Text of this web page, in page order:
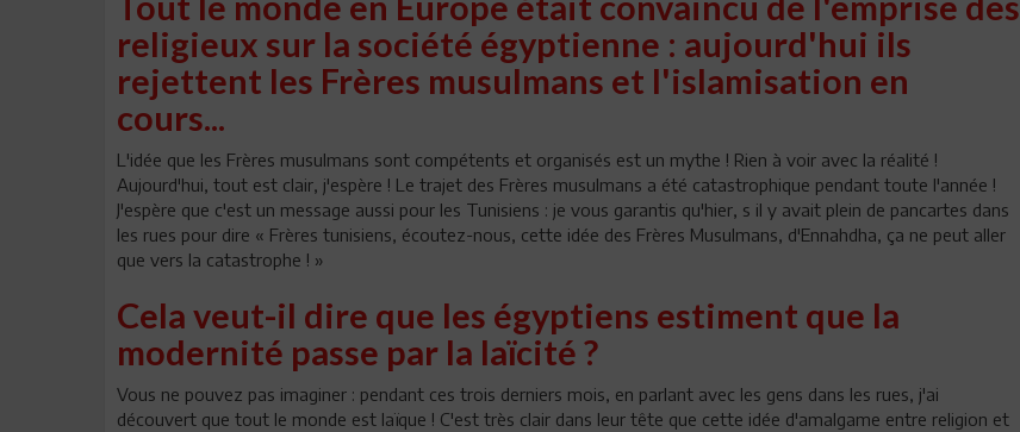
religieux sur la société égyptienne : aujourd'hui ils
rejettent les Frères musulmans et l'islamisation en
cours...
L'idée que les Frères musulmans sont compétents et organisés est un mythe ! Rien à voir avec la réalité !
Aujourd'hui, tout est clair, j'espère ! Le trajet des Frères musulmans a été catastrophique pendant toute l'année !
J'espère que c'est un message aussi pour les Tunisiens : je vous garantis qu'hier, s il y avait plein de pancartes dans
les rues pour dire « Frères tunisiens, écoutez-nous, cette idée des Frères Musulmans, d'Ennahdha, ça ne peut aller
que vers la catastrophe ! »
Cela veut-il dire que les égyptiens estiment que la
modernité passe par la laïcité ?
Vous ne pouvez pas imaginer : pendant ces trois derniers mois, en parlant avec les gens dans les rues, j'ai
découvert que tout le monde est laïque ! C'est très clair dans leur tête que cette idée d'amalgame entre religion et